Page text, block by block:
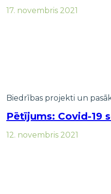
17. novembris 2021
Biedrības projekti un
Pētījums: Covid-19
12. novembris 2021